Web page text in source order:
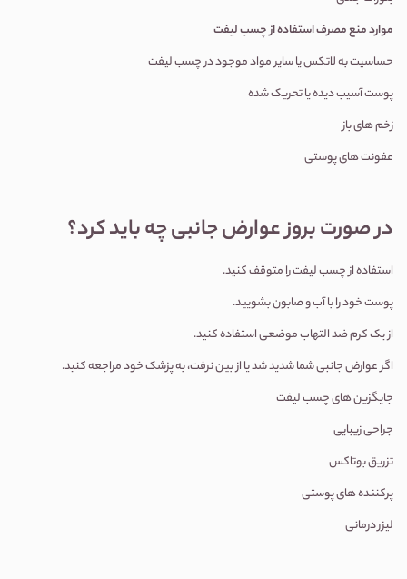
موارد منع مصرف استفاده از چسب لیفت
حساسیت به لاتکس یا سایر مواد موجود در چسب لیفت
پوست آسیب دیده یا تحریک شده
زخم های باز
عفونت های پوستی
در صورت بروز عوارض جانبی چه باید کرد؟
استفاده از چسب لیفت را متوقف کنید.
پوست خود را با آب و صابون بشویید.
از یک کرم ضد التهاب موضعی استفاده کنید.
اگر عوارض جانبی شما شدید شد یا از بین نرفت، به پزشک خود مراجعه کنید.
جایگزین های چسب لیفت
جراحی زیبایی
تزریق بوتاکس
پرکننده های پوستی
لیزر درمانی